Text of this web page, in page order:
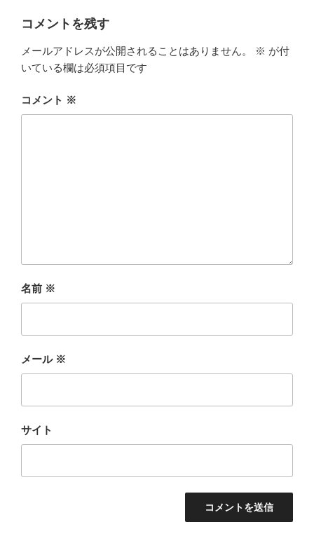
c
e
b
o
o
st
o
d
o
n
ail
コメントを残す
メールアドレスが公開されることはありません。 ※ が付
いている欄は必須項目です
コメント ※
名前 ※
メール ※
サイト